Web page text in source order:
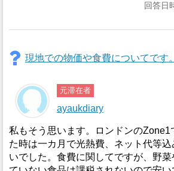
回答日
元滞在者
ayaukdiary
私もそう思います。ロンドンのZone1
た時は一カ月で光熱費、ネット代等
いでした。食費に関してですが、野